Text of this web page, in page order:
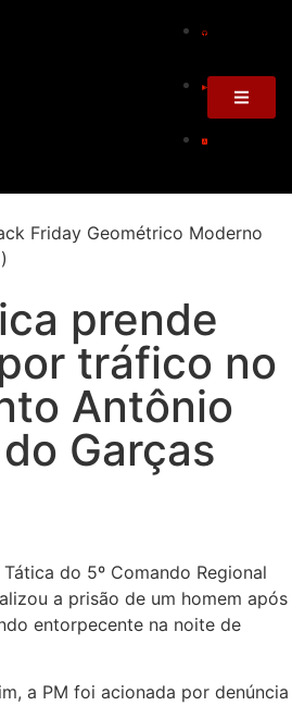
prende
tráfico no
Antônio
Garças
do 5º Comando Regional
a prisão de um homem após
entorpecente na noite de
a PM foi acionada por denúncia